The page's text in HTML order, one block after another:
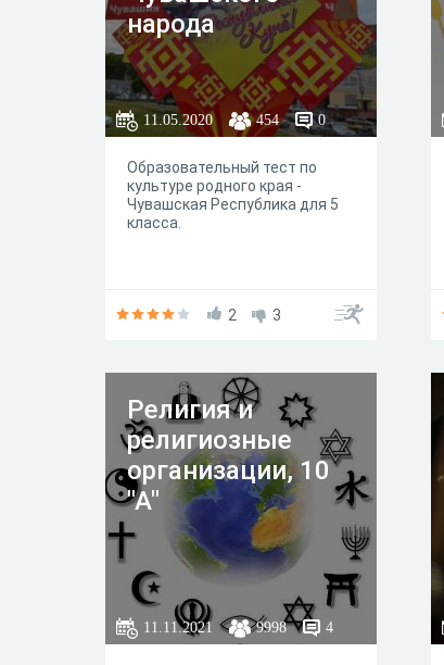
народа
11.05.2020 454 0
Образовательный тест по
культуре родного края -
Чувашская Республика для 5
класса.
2 3
Религия и
религиозные
организации, 10
"А"
11.11.2021 9998 4